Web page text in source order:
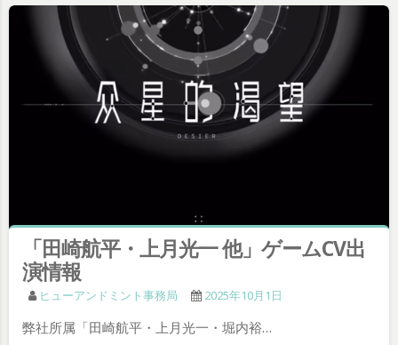
「田崎航平・上月光一 他」ゲームCV出
演情報
ヒューアンドミント事務局 2025年10月1日
弊社所属「田崎航平・上月光一・堀内裕…